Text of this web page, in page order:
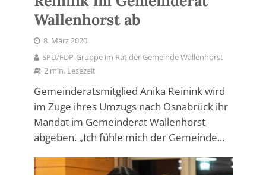
Wallenhorst ab
8. März 2020
SPD/FDP-Gruppe im Rat der Gemeinde Wallenhorst
2 min. Lesezeit
Gemeinderatsmitglied Anika Reinink wird
im Zuge ihres Umzugs nach Osnabrück ihr
Mandat im Gemeinderat Wallenhorst
abgeben. „Ich fühle mich der Gemeinde...